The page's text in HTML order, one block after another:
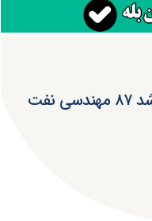
دانلود سوالات و کلید کنکور ارشد ۸۷ مهندسی نفت